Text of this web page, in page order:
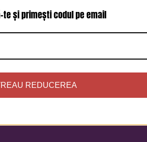
te și primești codul pe email
REDUCEREA